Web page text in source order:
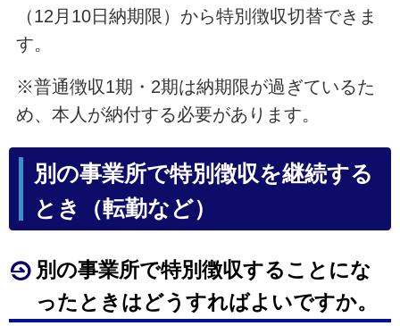
（12月10日納期限）から特別徴収切替できま
す。
※普通徴収1期・2期は納期限が過ぎているた
め、本人が納付する必要があります。
別の事業所で特別徴収を継続する
とき（転勤など）
別の事業所で特別徴収することにな
ったときはどうすればよいですか。